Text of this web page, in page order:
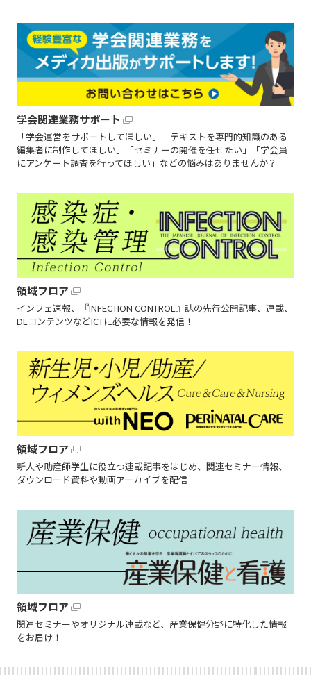
学会関連業務サポート
「学会運営をサポートしてほしい」「テキストを専門的知識のある
編集者に制作してほしい」「セミナーの開催を任せたい」「学会員
にアンケート調査を行ってほしい」などの悩みはありませんか？
領域フロア
インフェ速報、『INFECTION CONTROL』誌の先行公開記事、連載、
DLコンテンツなどICTに必要な情報を発信！
領域フロア
新人や助産師学生に役立つ連載記事をはじめ、関連セミナー情報、
ダウンロード資料や動画アーカイブを配信
領域フロア
関連セミナーやオリジナル連載など、産業保健分野に特化した情報
をお届け！